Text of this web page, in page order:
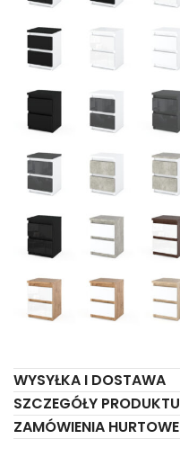
WYSYŁKA I DOSTAWA
SZCZEGÓŁY PRODUKTU
ZAMÓWIENIA HURTOWE